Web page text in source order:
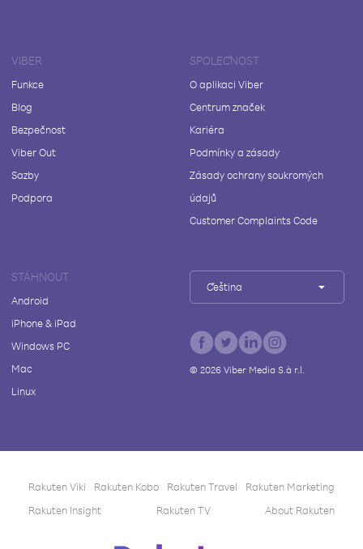
VIBER
Funkce
Blog
Bezpečnost
Viber Out
Sazby
Podpora
SPOLEČNOST
O aplikaci Viber
Centrum značek
Kariéra
Podmínky a zásady
Zásady ochrany soukromých
údajů
Customer Complaints Code
STÁHNOUT
Android
iPhone & iPad
Windows PC
Mac
Linux
Čeština
© 2026Viber Media S.à r.l.
Rakuten Viki Rakuten Kobo Rakuten Travel
Rakuten Marketing
Rakuten Insight
Rakuten TV About Rakuten